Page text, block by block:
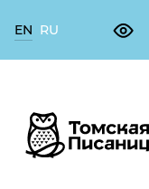
EN RU